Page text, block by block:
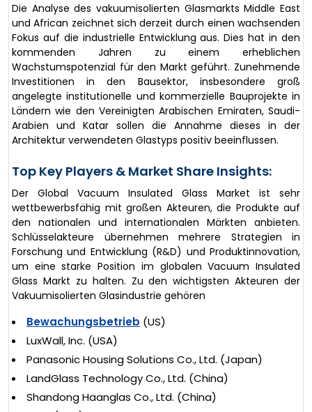
Die Analyse des vakuumisolierten Glasmarkts Middle East
und African zeichnet sich derzeit durch einen wachsenden
Fokus auf die industrielle Entwicklung aus. Dies hat in den
kommenden Jahren zu einem erheblichen
Wachstumspotenzial für den Markt geführt. Zunehmende
Investitionen in den Bausektor, insbesondere groß
angelegte institutionelle und kommerzielle Bauprojekte in
Ländern wie den Vereinigten Arabischen Emiraten, Saudi-
Arabien und Katar sollen die Annahme dieses in der
Architektur verwendeten Glastyps positiv beeinflussen.
Top Key Players & Market Share Insights:
Der Global Vacuum Insulated Glass Market ist sehr
wettbewerbsfähig mit großen Akteuren, die Produkte auf
den nationalen und internationalen Märkten anbieten.
Schlüsselakteure übernehmen mehrere Strategien in
Forschung und Entwicklung (R&D) und Produktinnovation,
um eine starke Position im globalen Vacuum Insulated
Glass Markt zu halten. Zu den wichtigsten Akteuren der
Vakuumisolierten Glasindustrie gehören
Bewachungsbetrieb (US)
LuxWall, Inc. (USA)
Panasonic Housing Solutions Co., Ltd. (Japan)
LandGlass Technology Co., Ltd. (China)
Shandong Haanglas Co., Ltd. (China)